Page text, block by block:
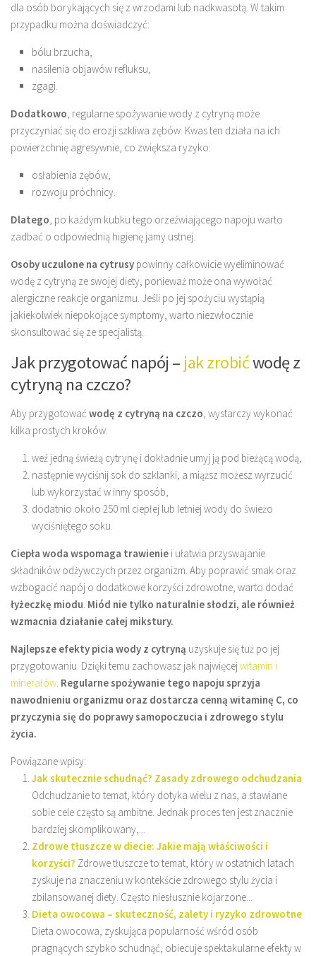
dla osób borykających się z wrzodami lub nadkwasotą. W takim
przypadku można doświadczyć:
bólu brzucha,
nasilenia objawów refluksu,
zgagi.
Dodatkowo, regularne spożywanie wody z cytryną może
przyczyniać się do erozji szkliwa zębów. Kwas ten działa na ich
powierzchnię agresywnie, co zwiększa ryzyko:
osłabienia zębów,
rozwoju próchnicy.
Dlatego, po każdym kubku tego orzeźwiającego napoju warto
zadbać o odpowiednią higienę jamy ustnej.
Osoby uczulone na cytrusy powinny całkowicie wyeliminować
wodę z cytryną ze swojej diety, ponieważ może ona wywołać
alergiczne reakcje organizmu. Jeśli po jej spożyciu wystąpią
jakiekolwiek niepokojące symptomy, warto niezwłocznie
skonsultować się ze specjalistą.
Jak przygotować napój – jak zrobićwodę z
cytryną na czczo?
Aby przygotować wodę z cytryną na czczo, wystarczy wykonać
kilka prostych kroków:
weź jedną świeżą cytrynę i dokładnie umyj ją pod bieżącą wodą,
następnie wyciśnij sok do szklanki, a miąższ możesz wyrzucić
lub wykorzystać w inny sposób,
dodatnio około 250 ml ciepłej lub letniej wody do świeżo
wyciśniętego soku.
Ciepła woda wspomaga trawienie i ułatwia przyswajanie
składników odżywczych przez organizm. Aby poprawić smak oraz
wzbogacić napój o dodatkowe korzyści zdrowotne, warto dodać
łyżeczkę miodu. Miód nie tylko naturalnie słodzi, ale również
wzmacnia działanie całej mikstury.
Najlepsze efekty picia wody z cytryną uzyskuje się tuż po jej
przygotowaniu. Dzięki temu zachowasz jak najwięcejwitamin i
minerałów. Regularne spożywanie tego napoju sprzyja
nawodnieniu organizmu oraz dostarcza cenną witaminę C, co
przyczynia się do poprawy samopoczucia i zdrowego stylu
życia.
Powiązane wpisy:
Jak skutecznie schudnąć? Zasady zdrowego odchudzania
Odchudzanie to temat, który dotyka wielu z nas, a stawiane
sobie cele często są ambitne. Jednak proces ten jest znacznie
bardziej skomplikowany,...
Zdrowe tłuszcze w diecie: Jakie mają właściwości i
korzyści? Zdrowe tłuszcze to temat, który w ostatnich latach
zyskuje na znaczeniu w kontekście zdrowego stylu życia i
zbilansowanej diety. Często niesłusznie kojarzone...
Dieta owocowa – skuteczność, zalety i ryzyko zdrowotne
Dieta owocowa, zyskująca popularność wśród osób
pragnących szybko schudnąć, obiecuje spektakularne efekty w